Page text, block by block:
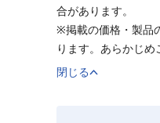
合があります。
※掲載の価格・製品
ります。あらかじめ
閉じる